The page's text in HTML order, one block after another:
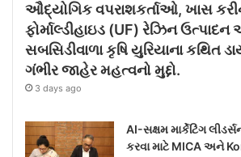
ઔદ્યોગિક વપરાશકર્તાઓ, ખાસ
ફોર્માલ્ડીહાઇડ (UF) રેઝિન
સબસિડીવાળા કૃષિ યુરિયાના કથિત
ગંભીર જાહેર મહત્વનો મુદ્દો.
3 days ago
AI-સક્ષમ માર્કેટિંગ
કરવા માટે MICA અને